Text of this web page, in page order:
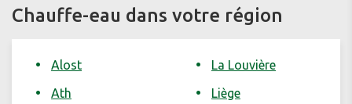
Chauffe-eau dans votre région
Alost
Ath
La Louvière
Liège